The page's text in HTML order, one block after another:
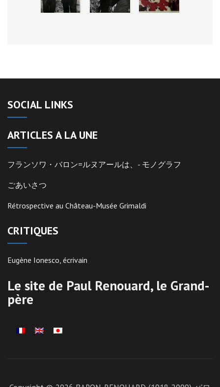
SOCIAL LINKS
ARTICLES A LA UNE
フランソワ・バロン=ルヌアールは、- モノグラフ
ごあいさつ
Rétrospective au Château-Musée Grimaldi
CRITIQUES
Eugène Ionesco, écrivain
Le site de Paul Renouard, le Grand-
père